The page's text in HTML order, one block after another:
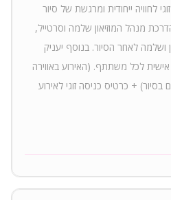
לחוויה ייחודית ומרגשת של סיור
מנהל המוזיאון שלמה וסרטייל,
לאחר הסיור. בנוסף יעניק
לכל משתתף. (האירוע באווירה
+ כרטיס כניסה זוגי לאירוע